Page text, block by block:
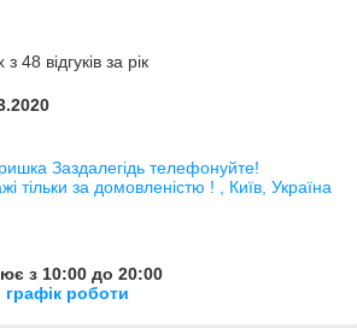
48 відгуків за рік
Заздалегiдь телефонуйте!
тiльки за домовленістю ! , Київ, Україна
з 10:00 до 20:00
роботи